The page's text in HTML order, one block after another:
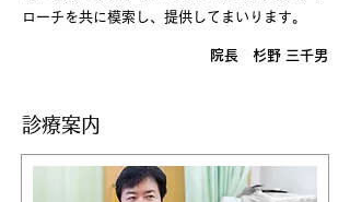
ローチを共に模索し、提供してまいります。
院長 杉野 三千男
診療案内